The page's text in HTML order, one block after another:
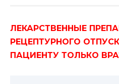
ЛЕКАРСТВЕННЫЕ
РЕЦЕПТУРНОГО
ПАЦИЕНТУ ТОЛЬКО